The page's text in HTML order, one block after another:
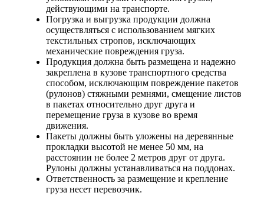
действующими на транспорте.
Погрузка и выгрузка продукции должна
осуществляться с использованием мягких
текстильных стропов, исключающих
механические повреждения груза.
Продукция должна быть размещена и надежно
закреплена в кузове транспортного средства
способом, исключающим повреждение пакетов
(рулонов) стяжными ремнями, смещение листов
в пакетах относительно друг друга и
перемещение груза в кузове во время
движения.
Пакеты должны быть уложены на деревянные
прокладки высотой не менее 50 мм, на
расстоянии не более 2 метров друг от друга.
Рулоны должны устанавливаться на поддонах.
Ответственность за размещение и крепление
груза несет перевозчик.